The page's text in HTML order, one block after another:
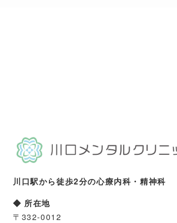
川口駅から徒歩2分の心療内科・精神科
◆ 所在地
〒332-0012